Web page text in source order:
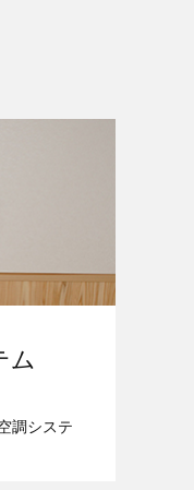
ム
調システ